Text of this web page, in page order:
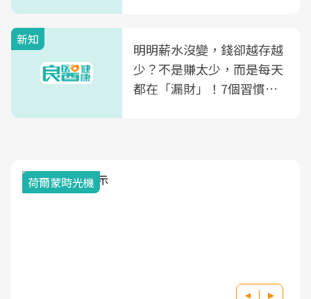
新知
明明薪水沒變，錢卻越存越
少？不是賺太少，而是每天
都在「漏財」！7個習慣一
荷爾蒙時光機